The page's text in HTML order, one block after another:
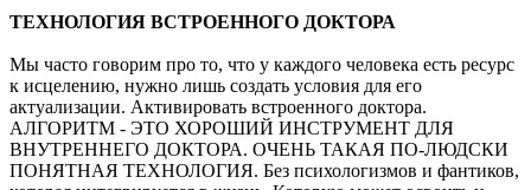
ТЕХНОЛОГИЯ ВСТРОЕННОГО ДОКТОРА
Мы часто говорим про то, что у каждого человека есть ресурс
к исцелению, нужно лишь создать условия для его
актуализации. Активировать встроенного доктора.
АЛГОРИТМ - ЭТО ХОРОШИЙ ИНСТРУМЕНТ ДЛЯ
ВНУТРЕННЕГО ДОКТОРА. ОЧЕНЬ ТАКАЯ ПО-ЛЮДСКИ
ПОНЯТНАЯ ТЕХНОЛОГИЯ. Без психологизмов и фантиков,